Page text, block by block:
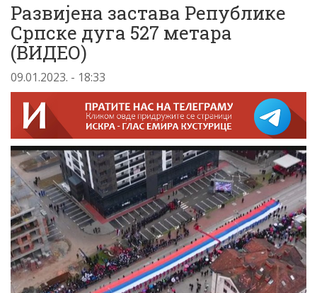
Развијена застава Републике
Српске дуга 527 метара
(ВИДЕО)
09.01.2023. - 18:33